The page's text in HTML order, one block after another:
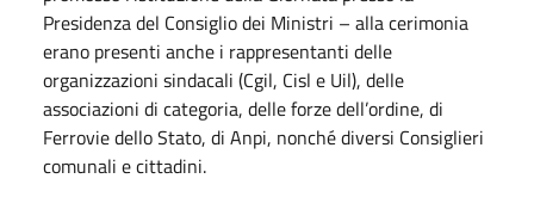
Presidenza del Consiglio dei Ministri – alla cerimonia
erano presenti anche i rappresentanti delle
organizzazioni sindacali (Cgil, Cisl e Uil), delle
associazioni di categoria, delle forze dell’ordine, di
Ferrovie dello Stato, di Anpi, nonché diversi Consiglieri
comunali e cittadini.